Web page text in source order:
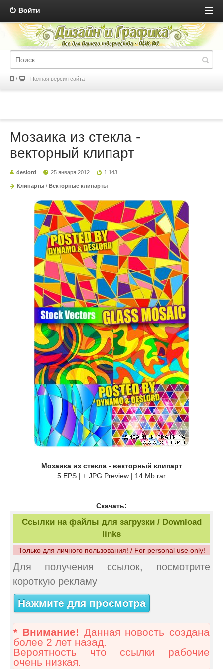
Войти
Полная версия сайта
Мозаика из стекла -
векторный клипарт
deslord 25 января 2012 1 143
Клипарты / Векторные клипарты
Мозаика из стекла - векторный клипарт
5 EPS | + JPG Preview | 14 Mb rar
Скачать:
Ссылки на файлы для загрузки / Download
links
Только для личного пользования! / For personal use only!
Для получения ссылок, посмотрите
короткую рекламу
Нажмите для просмотра
* Внимание! Данная новость создана
более 2 лет назад.
Вероятность что ссылки рабочие
очень низкая.